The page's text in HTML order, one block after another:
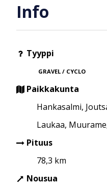
Info
Tyyppi
GRAVEL / CYCLO
Paikkakunta
Hankasalmi,
Laukaa,
Pituus
78,3 km
Nousua